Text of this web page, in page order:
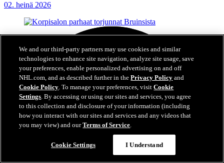
02. heinä 2026
We and our third-party partners may use cookies and similar
technologies to enhance site navigation, analyze site usage, save
your preferences, enable personalized advertising on and off
NHL.com, and as described further in thePrivacy Policy and
Cookie Policy. To manage your preferences, visitCookie
Settings. By accessing or using our sites and services, you agree
to this collection and disclosure of your information (including
how you interact with our sites and services and any videos that
you may view) and ourTerms of Service.
Cookie Settings I Understand